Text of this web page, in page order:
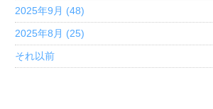
2025年9月 (48)
2025年8月 (25)
それ以前